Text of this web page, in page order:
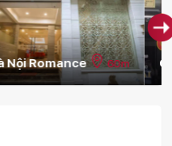
Camellia 6 90m